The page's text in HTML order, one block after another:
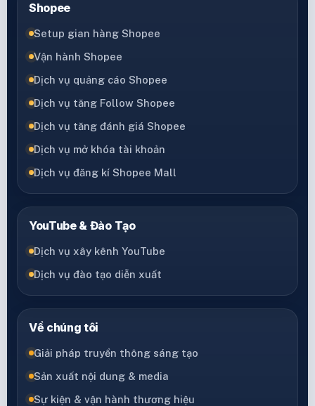
Shopee
Setup gian hàng Shopee
Vận hành Shopee
Dịch vụ quảng cáo Shopee
Dịch vụ tăng Follow Shopee
Dịch vụ tăng đánh giá Shopee
Dịch vụ mở khóa tài khoản
Dịch vụ đăng kí Shopee Mall
YouTube & Đào Tạo
Dịch vụ xây kênh YouTube
Dịch vụ đào tạo diễn xuất
Về chúng tôi
Giải pháp truyền thông sáng tạo
Sản xuất nội dung & media
Sự kiện & vận hành thương hiệu